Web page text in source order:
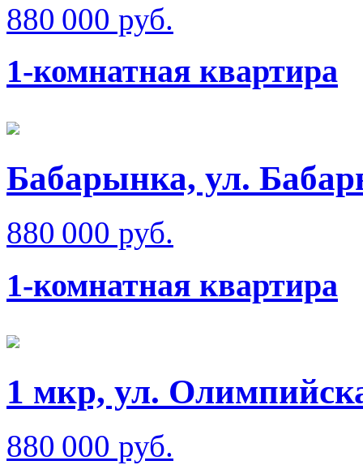
880 000 руб.
1-комнатная квартира
Бабарынка, ул.
880 000 руб.
1-комнатная квартира
1 мкр, ул.
880 000 руб.